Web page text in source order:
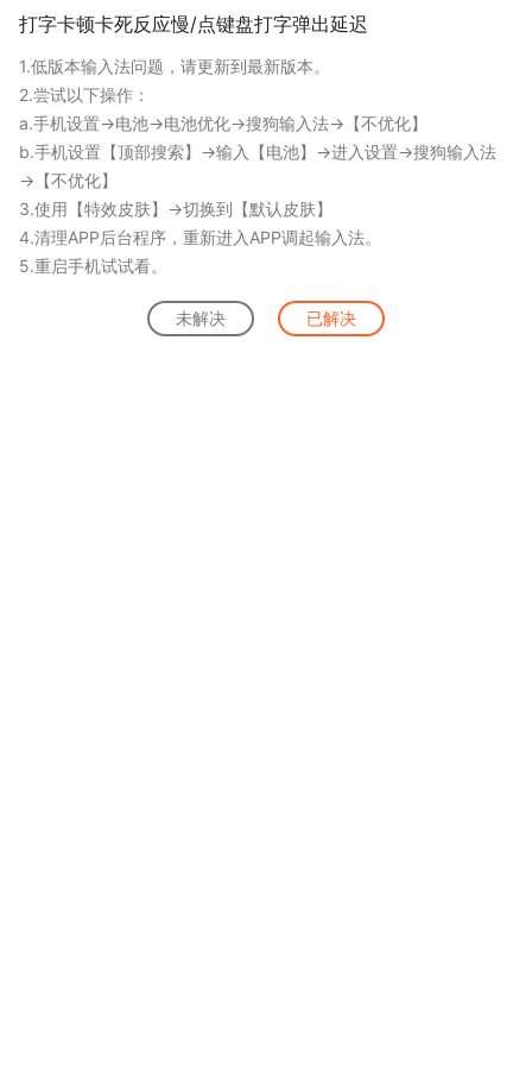
打字卡顿卡死反应慢/点键盘打字弹出延迟
1.低版本输入法问题，请更新到最新版本。
2.尝试以下操作：
a.手机设置→电池→电池优化→搜狗输入法→【不优化】
b.手机设置【顶部搜索】→输入【电池】→进入设置→搜狗输入法
→【不优化】
3.使用【特效皮肤】→切换到【默认皮肤】
4.清理APP后台程序，重新进入APP调起输入法。
5.重启手机试试看。
未解决 已解决